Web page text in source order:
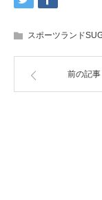
スポーツランド
前の記事